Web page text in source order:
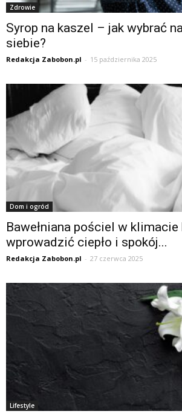
Zdrowie
Syrop na kaszel – jak wybrać
siebie?
Redakcja Zabobon.pl - 15 października 2025
Dom i ogród
Bawełniana pościel w klimacie
wprowadzić ciepło i spokój...
Redakcja Zabobon.pl - 27 czerwca 2025
Lifestyle